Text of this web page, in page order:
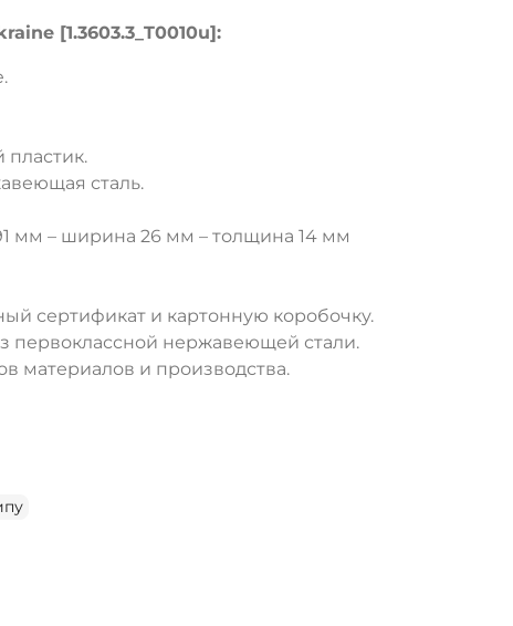
[1.3603.3_T0010u]:
пластик.
сталь.
мм – ширина 26 мм – толщина 14 мм
сертификат и картонную коробочку.
первоклассной нержавеющей стали.
материалов и производства.